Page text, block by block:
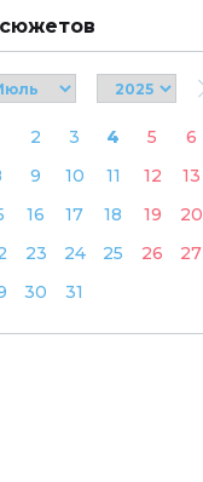
2 3 4 5
6
9 10 11 12
13
16 17 18 19
20
23 24 25 26
27
30 31